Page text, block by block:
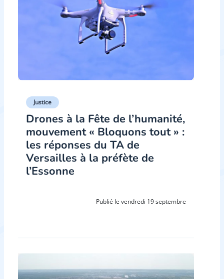
Justice
Drones à la Fête de l’humanité,
mouvement « Bloquons tout » :
les réponses du TA de
Versailles à la préfète de
l’Essonne
Publié le vendredi 19 septembre